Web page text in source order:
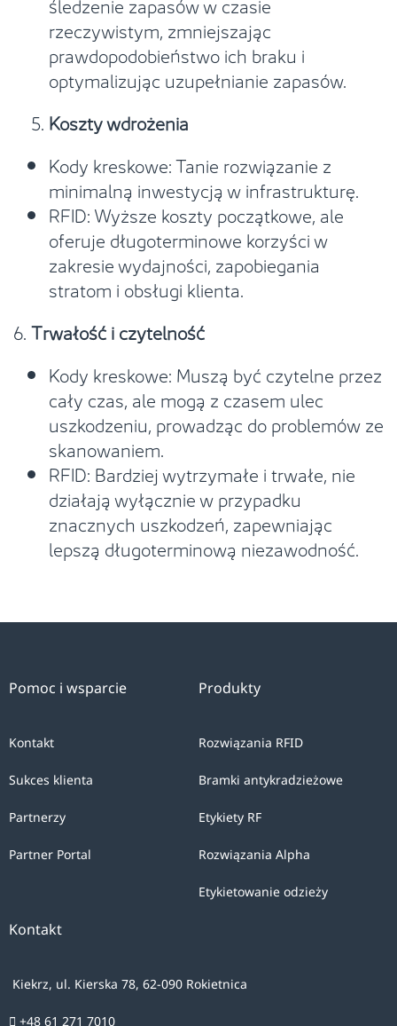
rzeczywistym, zmniejszając
prawdopodobieństwo ich braku i
optymalizując uzupełnianie zapasów.
Koszty wdrożenia
Kody kreskowe: Tanie rozwiązanie z
minimalną inwestycją w infrastrukturę.
RFID: Wyższe koszty początkowe, ale
oferuje długoterminowe korzyści w
zakresie wydajności, zapobiegania
stratom i obsługi klienta.
6.Trwałość i czytelność
Kody kreskowe: Muszą być czytelne przez
cały czas, ale mogą z czasem ulec
uszkodzeniu, prowadząc do problemów ze
skanowaniem.
RFID: Bardziej wytrzymałe i trwałe, nie
działają wyłącznie w przypadku
znacznych uszkodzeń, zapewniając
lepszą długoterminową niezawodność.
Produkty
Rozwiązania RFID
Bramki antykradzieżowe
Etykiety RF
Rozwiązania Alpha
Etykietowanie odzieży
Pomoc i wsparcie
Kontakt
Sukces klienta
Partnerzy
Partner Portal
Kontakt
Kiekrz, ul. Kierska 78, 62-090 Rokietnica
+48 61 271 7010